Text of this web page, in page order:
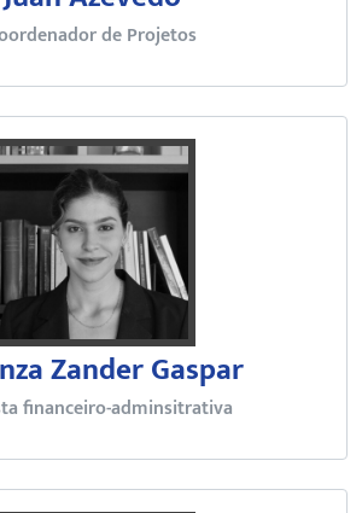
de Projetos
Zander Gaspar
financeiro-adminsitrativa
Bacharela em Relações